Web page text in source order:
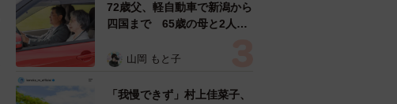
72歳父、軽自動車で新潟から
四国まで 65歳の母と2人で
憩まで分刻み… 「大学生で
山岡 もと子
「我慢できず」村上佳菜子、